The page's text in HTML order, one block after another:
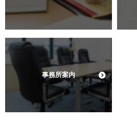
事務所案内